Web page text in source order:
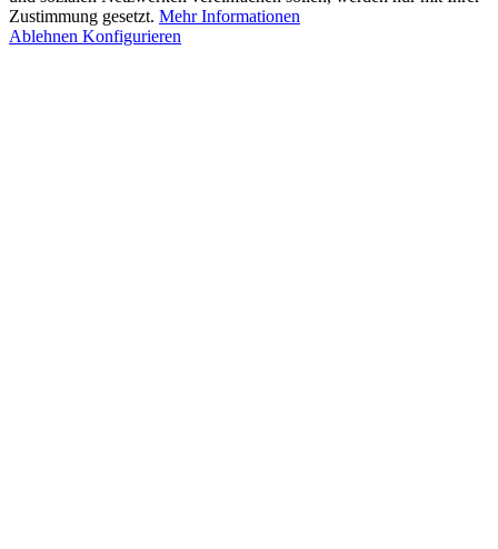
Zustimmung gesetzt. Mehr Informationen
Ablehnen Konfigurieren